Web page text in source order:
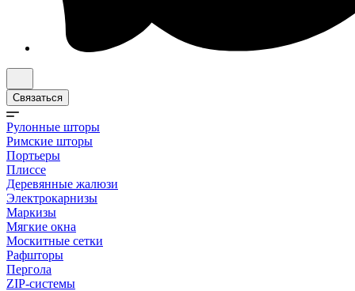
Связаться
Рулонные шторы
Римские шторы
Портьеры
Плиссе
Деревянные жалюзи
Электрокарнизы
Маркизы
Мягкие окна
Москитные сетки
Рафшторы
Пергола
ZIP-системы